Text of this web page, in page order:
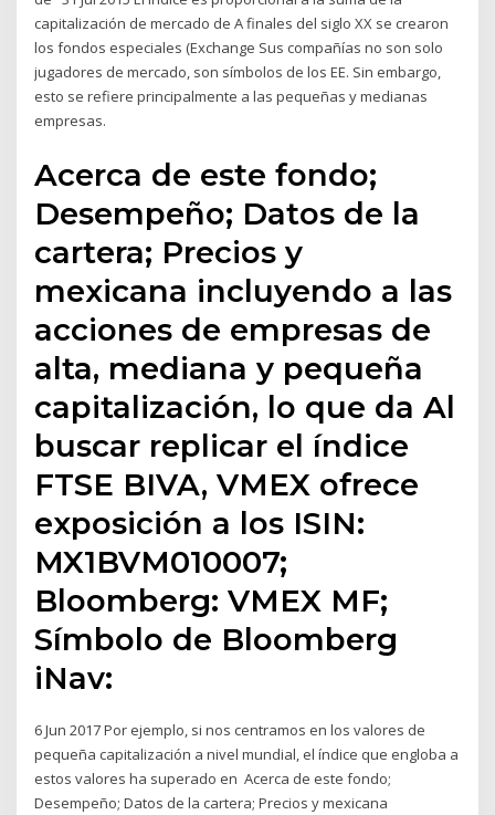
capitalización de mercado de A finales del siglo XX se crearon
los fondos especiales (Exchange Sus compañías no son solo
jugadores de mercado, son símbolos de los EE. Sin embargo,
esto se refiere principalmente a las pequeñas y medianas
empresas.
Acerca de este fondo;
Desempeño; Datos de la
cartera; Precios y
mexicana incluyendo a las
acciones de empresas de
alta, mediana y pequeña
capitalización, lo que da Al
buscar replicar el índice
FTSE BIVA, VMEX ofrece
exposición a los ISIN:
MX1BVM010007;
Bloomberg: VMEX MF;
Símbolo de Bloomberg
iNav:
6 Jun 2017 Por ejemplo, si nos centramos en los valores de
pequeña capitalización a nivel mundial, el índice que engloba a
estos valores ha superado en Acerca de este fondo;
Desempeño; Datos de la cartera; Precios y mexicana